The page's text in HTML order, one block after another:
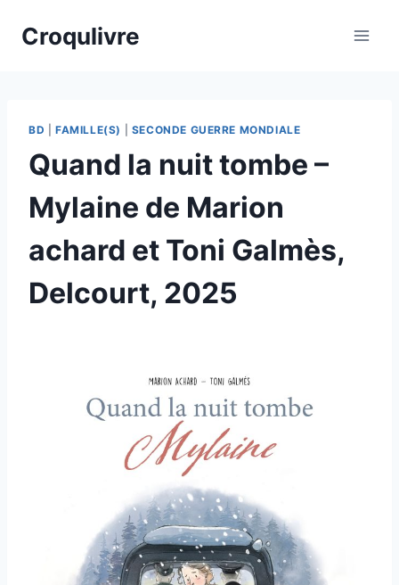
Croqulivre
BD FAMILLE(S) SECONDE GUERRE MONDIALE
Quand la nuit tombe –
Mylaine de Marion
achard et Toni Galmès,
Delcourt, 2025